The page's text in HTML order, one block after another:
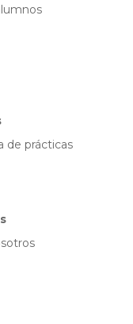
de prácticas